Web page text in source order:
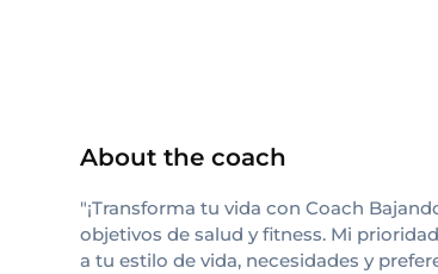
About the coach
"¡Transforma tu vida con Coach
objetivos de salud y fitness. Mi
a tu estilo de vida, necesidades y